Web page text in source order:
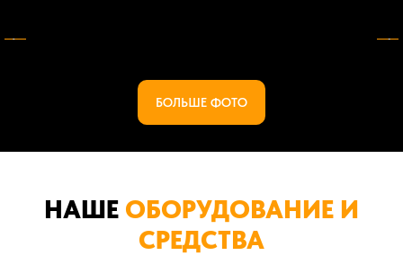
БОЛЬШЕ ФОТО
НАШЕ ОБОРУДОВАНИЕ И
СРЕДСТВА